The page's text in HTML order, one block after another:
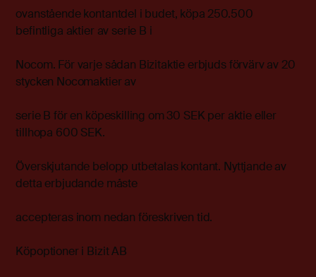
ovanstående kontantdel i budet, köpa 250.500
befintliga aktier av serie B i
Nocom. För varje sådan Bizitaktie erbjuds förvärv av 20
stycken Nocomaktier av
serie B för en köpeskilling om 30 SEK per aktie eller
tillhopa 600 SEK.
Överskjutande belopp utbetalas kontant. Nyttjande av
detta erbjudande måste
accepteras inom nedan föreskriven tid.
Köpoptioner i Bizit AB